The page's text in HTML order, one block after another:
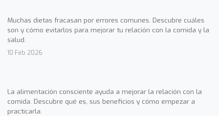
Muchas dietas fracasan por errores comunes. Descubre cuáles
son y cómo evitarlos para mejorar tu relación con la comida y la
salud.
10 Feb 2026
La alimentación consciente ayuda a mejorar la relación con la
comida. Descubre qué es, sus beneficios y cómo empezar a
practicarla.